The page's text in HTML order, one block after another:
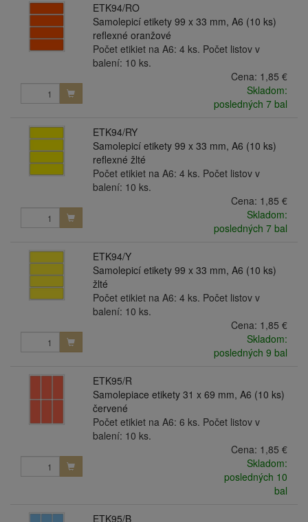
ETK94/RO
Samolepicí etikety 99 x 33 mm, A6 (10 ks)
reflexné oranžové
Počet etikiet na A6: 4 ks. Počet listov v
balení: 10 ks.
Cena: 1,85 €
Skladom:
posledných 7 bal
ETK94/RY
Samolepicí etikety 99 x 33 mm, A6 (10 ks)
reflexné žlté
Počet etikiet na A6: 4 ks. Počet listov v
balení: 10 ks.
Cena: 1,85 €
Skladom:
posledných 7 bal
ETK94/Y
Samolepicí etikety 99 x 33 mm, A6 (10 ks)
žlté
Počet etikiet na A6: 4 ks. Počet listov v
balení: 10 ks.
Cena: 1,85 €
Skladom:
posledných 9 bal
ETK95/R
Samolepiace etikety 31 x 69 mm, A6 (10 ks)
červené
Počet etikiet na A6: 6 ks. Počet listov v
balení: 10 ks.
Cena: 1,85 €
Skladom:
posledných 10
bal
ETK95/B